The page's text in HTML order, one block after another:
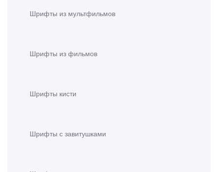
Шрифты из мультфильмов
Шрифты из фильмов
Шрифты кисти
Шрифты с завитушками